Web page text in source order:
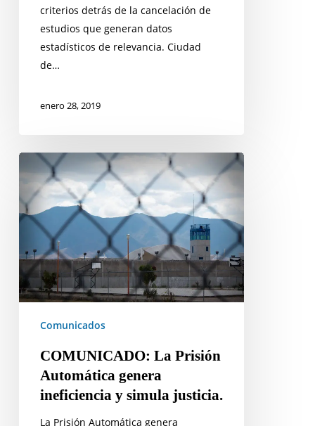
criterios detrás de la cancelación de
estudios que generan datos
estadísticos de relevancia. Ciudad
de…
enero 28, 2019
COMUNICADO:
Prisión
Automática
genera
ineficiencia
y
simula
justicia.
Comunicados
COMUNICADO: La Prisión
Automática genera
ineficiencia y simula justicia.
La Prisión Automática genera